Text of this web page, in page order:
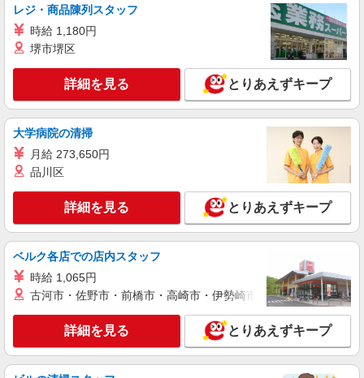
年2回（6月・12月） ※業績による 特別報酬：平
均18.9万円（最高額120万円） ※2025年6月支給実
績 ※処遇改善手当は試用期間中(3ヶ月)は支給なし
詳細を見る
パート
大宮東ケアパークそよ風：RO8958
NEW
有料老人ホーム 介護スタッフ
【時給】1,350円〜1,570円 ▼給与詳細 処遇改
善手当：200〜220円/時 夜勤手当:6,000円/回 ▼下
記別途支給 通勤手当 年末年始手当：380円/時 寸
志あり：年2回（6月・12月） ※業績による ※処
遇改善手当は試用期間中(3ヶ月)は支給なし
埼玉県さいたま市見沼区大字南中野1117-3
詳細を見る
春野ケアセンターそよ風：RO16911
NEW
ショートステイ 夜勤専従介護職
善手当：220円/時 夜勤手当:6,000円/回 ▼下記別途
支給 通勤手当 年末年始手当：380円/時 寸志あ
り：年2回（6月・12月） ※業績による ※処遇改
善手当は試用期間中(3ヶ月)は支給なし
埼玉県さいたま市見沼区深作2-10-10
キープ 詳細を見る
レジ・商品陳列スタッフ
時給 1,180円
堺市堺区
詳細を見る とりあえずキープ
大学病院の清掃
月給 273,650円
品川区
詳細を見る とりあえずキープ
ベルク各店での店内スタッフ
時給 1,065円
古河市・佐野市・前橋市・高崎市・伊勢崎市・太田市・館林市
詳細を見る とりあえずキープ